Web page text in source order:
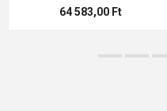
64 583,00 Ft